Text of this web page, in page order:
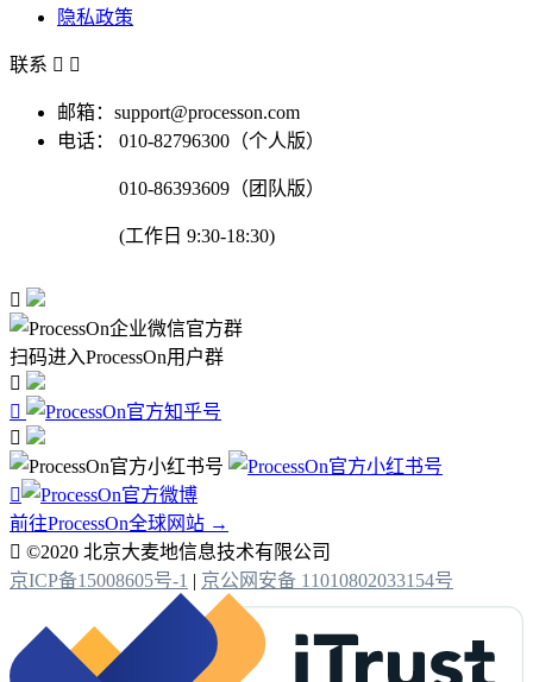
隐私政策
联系  
邮箱：support@processon.com
电话：
010-82796300（个人版）
010-86393609（团队版）
(工作日 9:30-18:30)

扫码进入ProcessOn用户群




前往ProcessOn全球网站 →
 ©2020 北京大麦地信息技术有限公司
京ICP备15008605号-1 | 京公网安备 11010802033154号